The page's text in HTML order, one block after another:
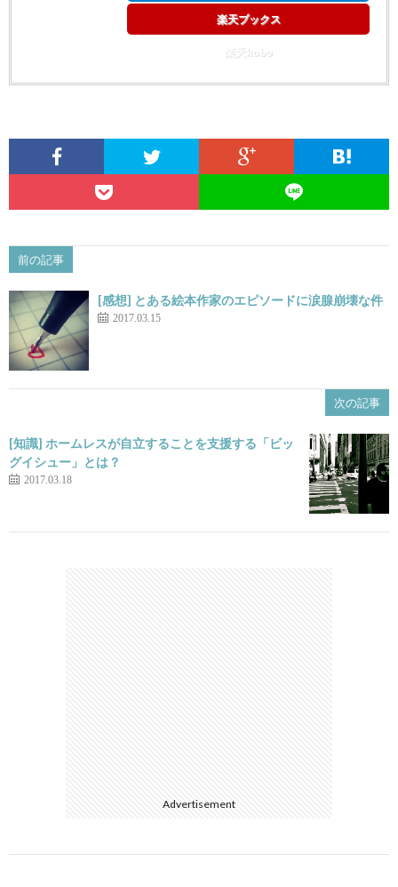
楽天ブックス
楽天kobo
前の記事
[感想] とある絵本作家のエピソードに涙腺崩壊な件
2017.03.15
次の記事
[知識] ホームレスが自立することを支援する「ビッ
グイシュー」とは？
2017.03.18
Advertisement